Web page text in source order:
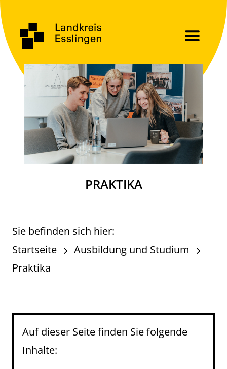
PRAKTIKA
Sie befinden sich hier:
Startseite
Ausbildung und Studium
Praktika
Auf dieser Seite finden Sie folgende
Inhalte: